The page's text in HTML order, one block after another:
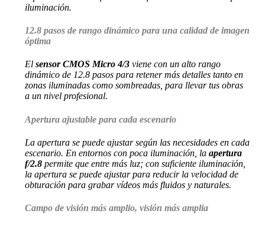
iluminación.
12.8 pasos de rango dinámico para una calidad de imagen
óptima
El sensor CMOS Micro 4/3viene con un alto rango
dinámico de 12.8 pasos para retener más detalles tanto en
zonas iluminadas como sombreadas, para llevar tus obras
a un nivel profesional.
Apertura ajustable para cada escenario
La apertura se puede ajustar según las necesidades en cada
escenario. En entornos con poca iluminación, la apertura
f/2.8permite que entre más luz; con suficiente iluminación,
la apertura se puede ajustar para reducir la velocidad de
obturación para grabar vídeos más fluidos y naturales.
Campo de visión más amplio, visión más amplia